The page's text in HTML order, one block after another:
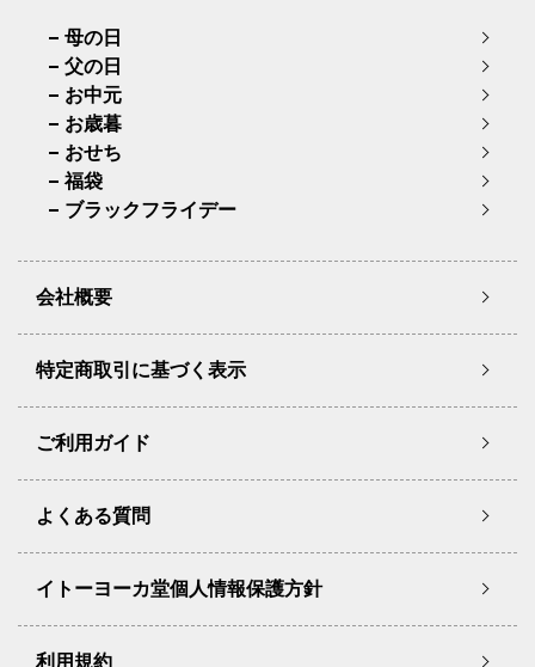
母の日
父の日
お中元
お歳暮
おせち
福袋
ブラックフライデー
会社概要
特定商取引に基づく表示
ご利用ガイド
よくある質問
イトーヨーカ堂個人情報保護方針
利用規約